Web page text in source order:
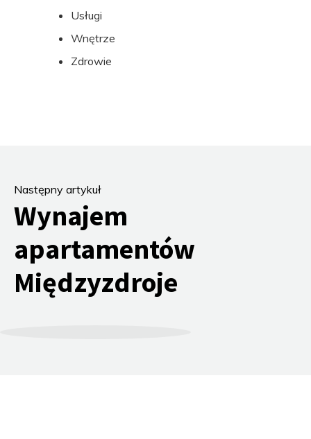
Usługi
Wnętrze
Zdrowie
Następny artykuł
Wynajem
apartamentów
Międzyzdroje